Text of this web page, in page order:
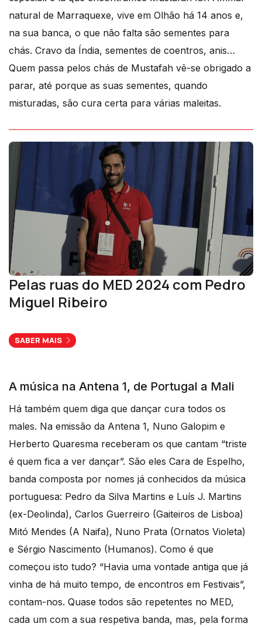
natural de Marraquexe, vive em Olhão há 14 anos e,
na sua banca, o que não falta são sementes para
chás. Cravo da Índia, sementes de coentros, anis…
Quem passa pelos chás de Mustafah vê-se obrigado a
parar, até porque as suas sementes, quando
misturadas, são cura certa para várias maleitas.
Pelas ruas do MED 2024 com Pedro
Miguel Ribeiro
SABER MAIS
A música na Antena 1, de Portugal a Mali
Há também quem diga que dançar cura todos os
males. Na emissão da Antena 1, Nuno Galopim e
Herberto Quaresma receberam os que cantam “triste
é quem fica a ver dançar”. São eles Cara de Espelho,
banda composta por nomes já conhecidos da música
portuguesa: Pedro da Silva Martins e Luís J. Martins
(ex-Deolinda), Carlos Guerreiro (Gaiteiros de Lisboa)
Mitó Mendes (A Naifa), Nuno Prata (Ornatos Violeta)
e Sérgio Nascimento (Humanos). Como é que
começou isto tudo? “Havia uma vontade antiga que já
vinha de há muito tempo, de encontros em Festivais”,
contam-nos. Quase todos são repetentes no MED,
cada um com a sua respetiva banda, mas, pela forma